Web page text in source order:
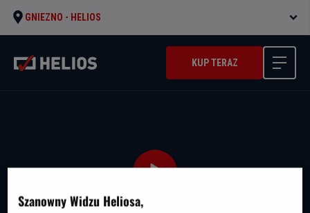
GNIEZNO - HELIOS
KUP TERAZ
Szanowny Widzu Heliosa,